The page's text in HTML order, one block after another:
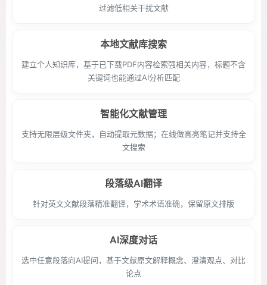
过滤低相关干扰文献
本地文献库搜索
建立个人知识库，基于已下载PDF内容检索强相关内容，标题不含
关键词也能通过AI分析匹配
智能化文献管理
支持无限层级文件夹，自动提取元数据；在线做高亮笔记并支持全
文搜索
段落级AI翻译
针对英文文献段落精准翻译，学术术语准确，保留原文排版
AI深度对话
选中任意段落向AI提问，基于文献原文解释概念、澄清观点、对比
论点